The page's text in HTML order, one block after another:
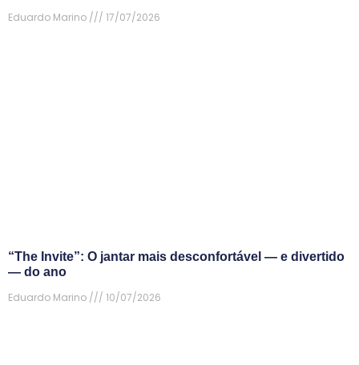
Eduardo Marino
17/07/2026
“The Invite”: O jantar mais desconfortável — e divertido
— do ano
Eduardo Marino
10/07/2026